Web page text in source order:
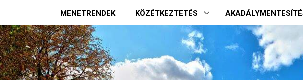
MENETRENDEK KÖZÉTKEZTETÉS